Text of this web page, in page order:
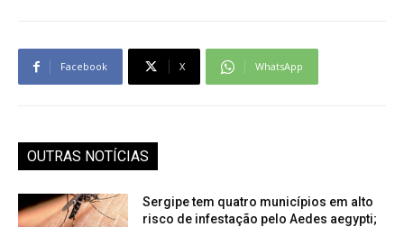
Facebook X WhatsApp
OUTRAS NOTÍCIAS
Sergipe tem quatro municípios em alto
risco de infestação pelo Aedes aegypti;